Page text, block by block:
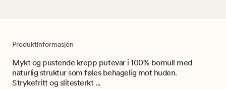
Produktinformasjon
Mykt og pustende krepp putevar i 100% bomull med
naturlig struktur som føles behagelig mot huden.
Strykefritt og slitesterkt ...